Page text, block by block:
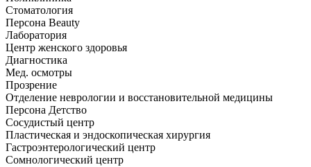
Стоматология
Персона Beauty
Лаборатория
Центр женского здоровья
Диагностика
Мед. осмотры
Прозрение
Отделение неврологии и восстановительной медицины
Персона Детство
Сосудистый центр
Пластическая и эндоскопическая хирургия
Гастроэнтерологический центр
Сомнологический центр